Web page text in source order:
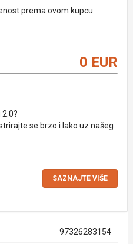
prema ovom kupcu
0 EUR
se brzo i lako uz našeg
SAZNAJTE VIŠE
97326283154